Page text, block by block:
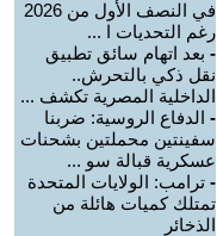
في النصف الأول من 2026
رغم التحديات ا ...
- بعد اتهام سائق تطبيق
نقل ذكي بالتحرش..
الداخلية المصرية تكشف ...
- الدفاع الروسية: ضربنا
سفينتين محملتين بشحنات
عسكرية قبالة سو ...
- ترامب: الولايات المتحدة
تمتلك كميات هائلة من
الذخائر